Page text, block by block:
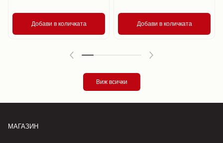
Добави в количката Добави в количката
Виж всички
МАГАЗИН